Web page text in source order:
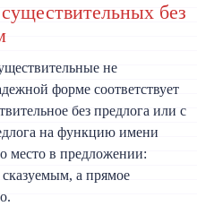
без
не
форме соответствует
без предлога или с
на функцию имени
место в предложении:
а прямое